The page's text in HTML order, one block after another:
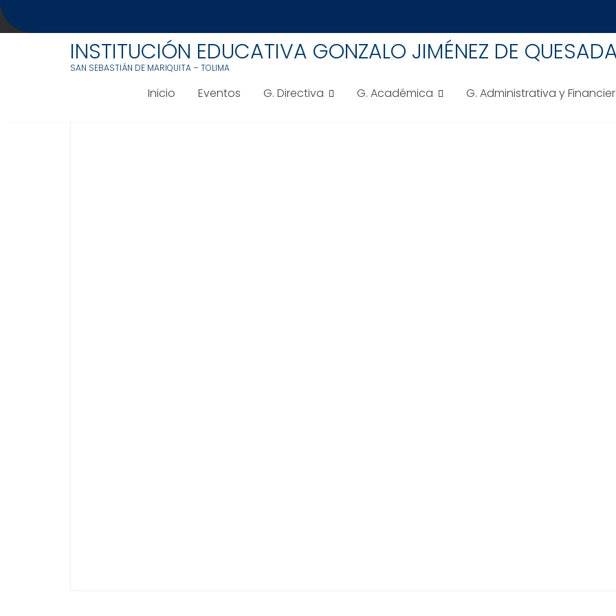
Saltar
INSTITUCIÓN EDUCATIVA GONZALO JIMÉNEZ DE
SAN SEBASTIÁN DE MARIQUITA – TOLIMA
Inicio Eventos G. Directiva G. Académica G. Administrativa y
PESCC